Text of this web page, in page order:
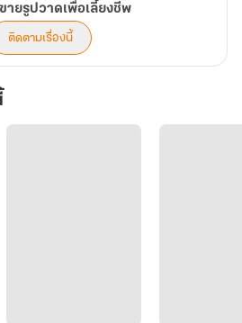
สิ เขาจะมาอยู่บ้านเราทำไม" เด็กน้อย
ามารดากำลังพูดถึงใครกัน ม่านฉีทิ้งเสื้อใส่
ลูกชาย
ายรูปวาดเพื่อเลี้ยงชีพ
ติดตามเรื่องนี้